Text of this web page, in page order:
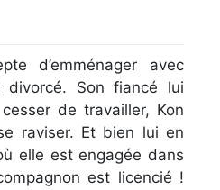
d’emménager avec
divorcé. Son fiancé lui
de travailler, Kon
raviser. Et bien lui en
elle est engagée dans
est licencié !